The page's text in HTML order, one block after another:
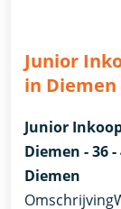
Junior
in Diemen
Junior
Diemen - 36
Diemen